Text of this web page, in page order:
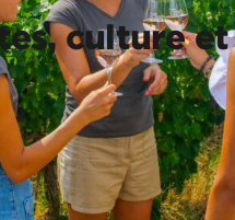
culture
et terroir